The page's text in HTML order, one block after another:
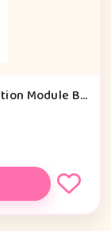
Die Spiegelburg Helicopter With Vibration Module Baby Charms - Legetøj